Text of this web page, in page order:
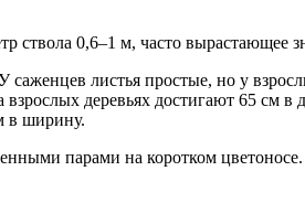
ствола 0,6–1 м, часто вырастающее
листья простые, но у
деревьях достигают 65 см
в ширину.
парами на коротком